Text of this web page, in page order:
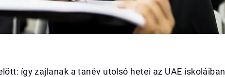
így zajlanak a tanév utolsó hetei az UAE iskoláiban